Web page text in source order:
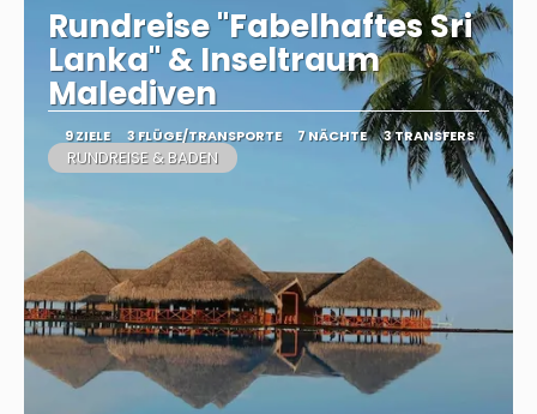
Rundreise "Fabelhaftes Sri
Lanka" & Inseltraum
Malediven
9 ZIELE 3 FLÜGE/TRANSPORTE 7 NÄCHTE 3 TRANSFERS
RUNDREISE & BADEN